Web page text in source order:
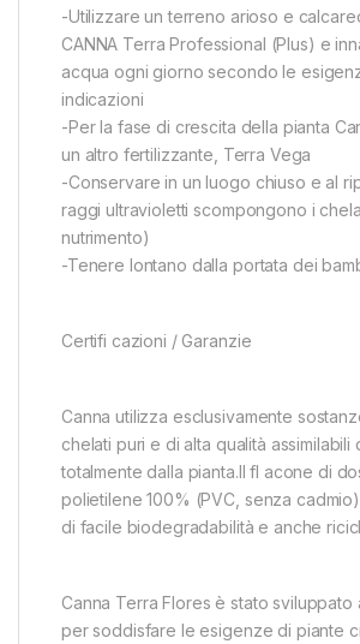
-Utilizzare un terreno arioso e
CANNA Terra Professional (Plus) e
acqua ogni giorno secondo le
indicazioni
-Per la fase di crescita della pianta
un altro fertilizzante, Terra Vega
-Conservare in un luogo chiuso e al
raggi ultravioletti scompongono i
nutrimento)
-Tenere lontano dalla portata dei
Certifi cazioni / Garanzie
Canna utilizza esclusivamente
chelati puri e di alta qualità assimilabili
totalmente dalla pianta.Il fl acone di
polietilene 100% (PVC, senza
di facile biodegradabilità e anche
Canna Terra Flores è stato sviluppato
per soddisfare le esigenze di piante